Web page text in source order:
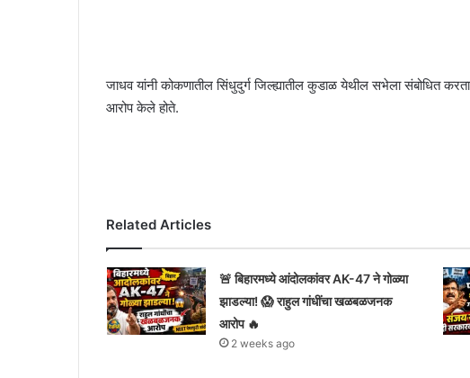
जाधव यांनी कोकणातील सिंधुदुर्ग जिल्ह्यातील कुडाळ येथील सभेला संबोधित
आरोप केले होते.
Related Articles
🚨 बिहारमध्ये आंदोलकांवर AK-47 ने गोळ्या
झाडल्या! 😱 राहुल गांधींचा खळबळजनक
आरोप 🔥
2 weeks ago